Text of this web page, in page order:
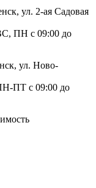
ул. 2-ая Садовая
ПН с 09:00 до
ул. Ново-
ПТ с 09:00 до